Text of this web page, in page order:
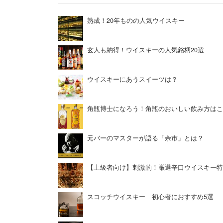
熟成！20年ものの人気ウイスキー
玄人も納得！ウイスキーの人気銘柄20選
ウイスキーにあうスイーツは？
角瓶博士になろう！角瓶のおいしい飲み方は
元バーのマスターが語る「余市」とは？
【上級者向け】刺激的！厳選辛口ウイスキー
スコッチウイスキー 初心者におすすめ5選